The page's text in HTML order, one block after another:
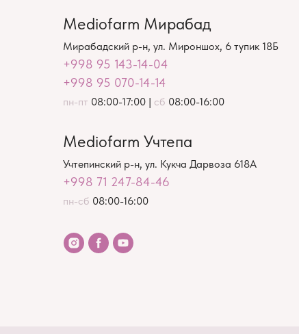
Mediofarm Мирабад
Мирабадский р-н, ул. Мироншох, 6 тупик 18Б
+998 95 143-14-04
+998 95 070-14-14
пн-пт 08:00-17:00 | сб 08:00-16:00
Mediofarm Учтепа
Учтепинский р-н, ул. Кукча Дарвоза 618А
+998 71 247-84-46
пн-сб 08:00-16:00